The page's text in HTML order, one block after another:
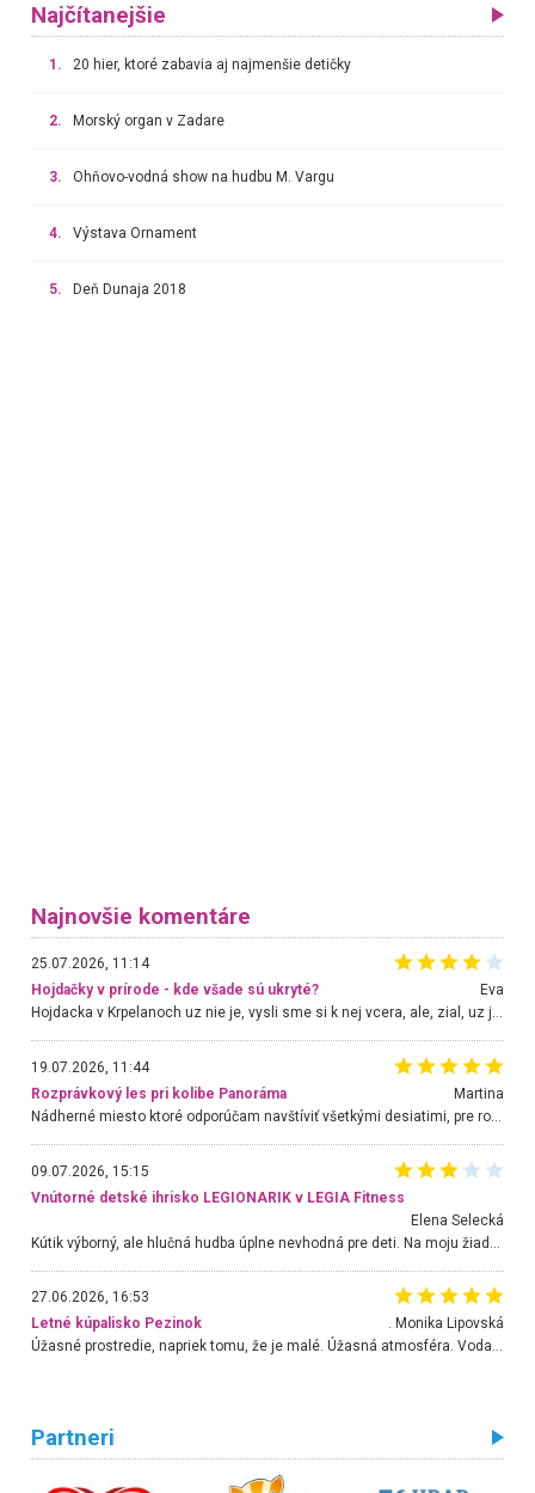
Najčítanejšie
1. 20 hier, ktoré zabavia aj najmenšie detičky
2. Morský organ v Zadare
3. Ohňovo-vodná show na hudbu M. Vargu
4. Výstava Ornament
5. Deň Dunaja 2018
Najnovšie komentáre
25.07.2026, 11:14
Hojdačky v prírode - kde všade sú ukryté?
Eva
Hojdacka v Krpelanoch uz nie je, vysli sme si k nej vcera, ale, zial, uz je znicena. Ak sem planujete cestu len kvoli hojdacke, mozete si ju usetrit. Krasny vyhlad je tu vsak aj bez hojdacky :-)
19.07.2026, 11:44
Rozprávkový les pri kolibe Panoráma
Martina
Nádherné miesto ktoré odporúčam navštíviť všetkými desiatimi, pre rodiny s deťmi, dôchodcom... Proste a jednoducho ozaj rozprávkový les.. určite ešte prídeme. Odniesli sme si na pamiatku krásne tričká,
09.07.2026, 15:15
Vnútorné detské ihrisko LEGIONARIK v LEGIA Fitness
Elena Selecká
27.06.2026, 16:53
Letné kúpalisko Pezinok
. Monika Lipovská
Úžasné prostredie, napriek tomu, že je malé. Úžasná atmosféra. Voda fantastická a nádherná. Ľudí je pomerne veľa, ale su mili a ohľaduplní. Je veľmi zaujímavé sledovať, ako dokážu spolu športovať cudzí ľudia a bez ohľadu na vek. Vládne tu pohoda. Vnuka neviem dostať z vody. Ďakujem za krásny deň . Urcite sa sem vrátim. Jediný problém je s parkovaním, ale aj ten sa mi podarilo vyriešiť. Monika Bratislava
Partneri